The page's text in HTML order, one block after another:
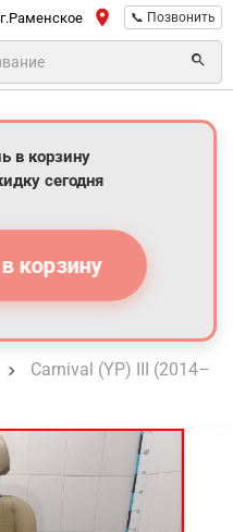
г.Раменское 📞 Позвонить
в корзину
сегодня
корзину
Carnival (YP) III (2014–